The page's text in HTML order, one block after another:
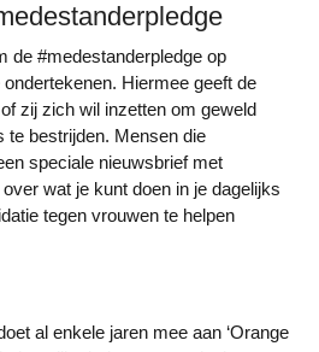
Hiermee geeft de
zij zich wil inzetten om geweld
te bestrijden. Mensen die
speciale nieuwsbrief met
wat je kunt doen in je dagelijks
tegen vrouwen te helpen